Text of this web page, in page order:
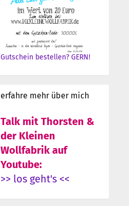
Gutschein bestellen? GERN!
erfahre mehr über mich
Talk mit Thorsten &
der Kleinen
Wollfabrik auf
Youtube:
>> los geht's <<